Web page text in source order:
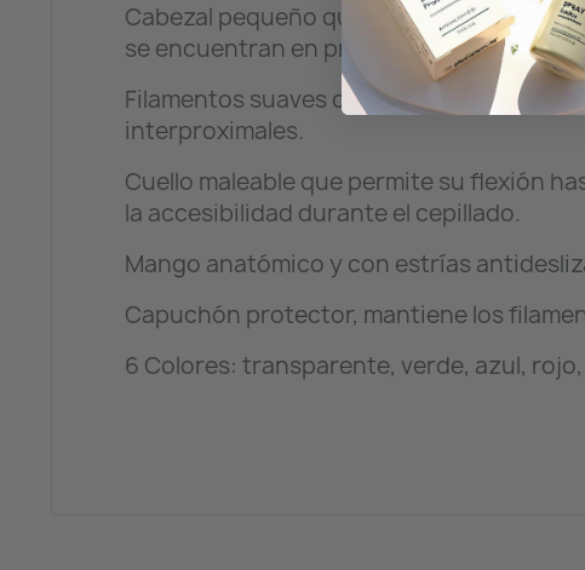
Cabezal pequeño que permite acceder
se encuentran en proceso eruptivo,
Filamentos suaves con perfil ondulado
interproximales.
Cuello maleable que permite su flexión
la accesibilidad durante el cepillado.
Mango anatómico y con estrías
Capuchón protector, mantiene los
6 Colores: transparente, verde, azul, rojo,